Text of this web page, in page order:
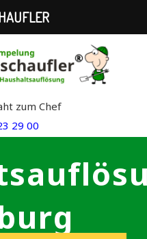
zum Chef
29 00